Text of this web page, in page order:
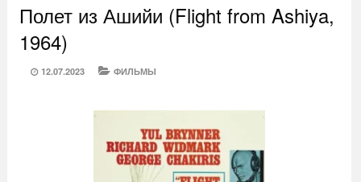
Полет из Ашийи (Flight from Ashiya,
1964)
POSTED
12.07.2023 CATEGORIES
ФИЛЬМЫ